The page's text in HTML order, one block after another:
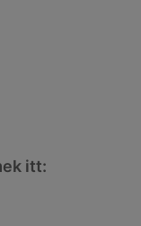
itt: